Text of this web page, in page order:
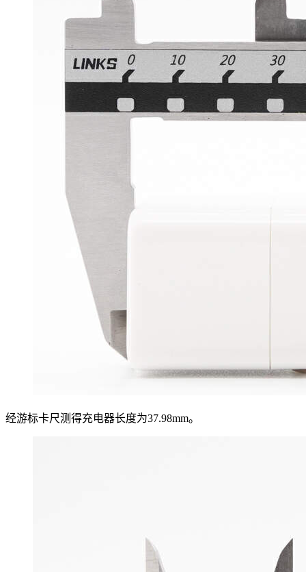
经游标卡尺测得充电器长度为37.98mm。